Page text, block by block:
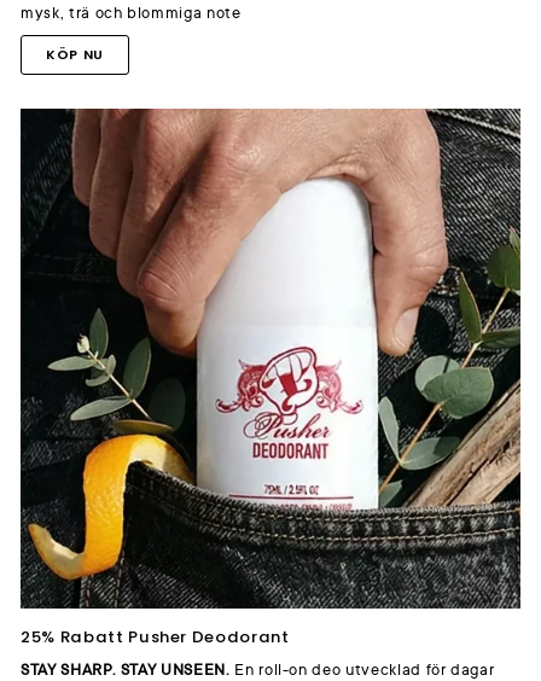
mysk, trä och blommiga note
KÖP NU
25% Rabatt Pusher Deodorant
STAY SHARP. STAY UNSEEN. En roll-on deo utvecklad för dagar